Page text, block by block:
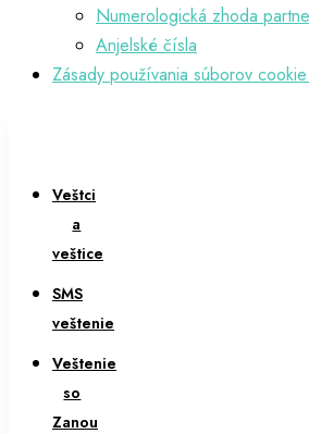
Numerologická zhoda
Anjelské čísla
Zásady používania súborov cookie
Veštci
a
veštice
SMS
veštenie
Veštenie
so
Zanou